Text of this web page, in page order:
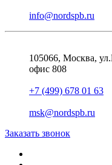
info@nordspb.ru
105066, Москва,
офис 808
+7 (499) 678 01 63
msk@nordspb.ru
Заказать звонок